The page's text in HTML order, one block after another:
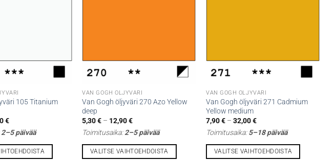
105 Titanium
€Hintaluokka:
5,30 €
-
2–5 päivää
VAN GOGH ÖLJYVÄRI
Van Gogh öljyväri 270 Azo Yellow
deep
5,30€ – 12,90€Hintaluokka:
5,30 €
-
Toimitusaika:2–5 päivää
VALITSE VAIHTOEHDOISTA
VAN GOGH ÖLJYVÄRI
Van Gogh öljyväri 271 Cadmium
Yellow medium
7,90€ – 32,00€Hintaluokka:
-
Toimitusaika:5–18 päivää
VALITSE VAIHTOEHDOISTA